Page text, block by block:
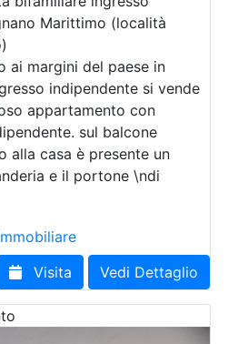
Marittimo (località
ai margini del paese in
indipendente si vende
appartamento con
sul balcone
alla casa è presente un
e il portone \ndi
Visita
Vedi Dettaglio